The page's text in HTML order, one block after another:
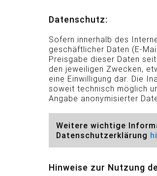
Datenschutz:
Sofern innerhalb des
geschäftlicher Daten (E-
Preisgabe dieser Daten
den jeweiligen Zwecken,
eine Einwilligung dar. Die
soweit technisch möglich
Angabe anonymisierter
Weitere wichtige
Datenschutzerklärung
Hinweise zur Nutzung